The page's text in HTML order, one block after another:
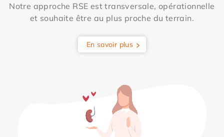
Notre approche RSE est transversale, opérationnelle
et souhaite être au plus proche du terrain.
En savoir plus